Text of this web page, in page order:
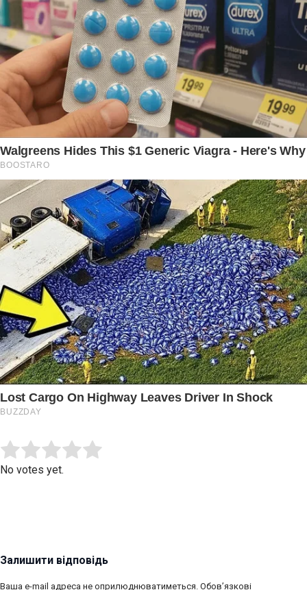
Rate this item:
No votes yet.
Залишити відповідь
Ваша e-mail адреса не оприлюднюватиметься. Обов’язкові